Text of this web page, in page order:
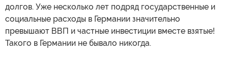
долгов. Уже несколько лет подряд государственные и
социальные расходы в Германии значительно
превышают ВВП и частные инвестиции вместе взятые!
Такого в Германии не бывало никогда.